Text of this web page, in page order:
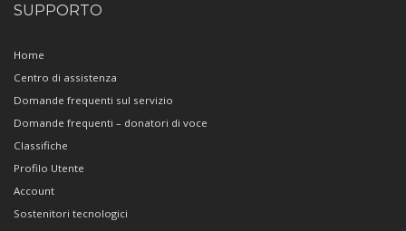
SUPPORTO
Home
Centro di assistenza
Domande frequenti sul servizio
Domande frequenti – donatori di voce
Classifiche
Profilo Utente
Account
Sostenitori tecnologici